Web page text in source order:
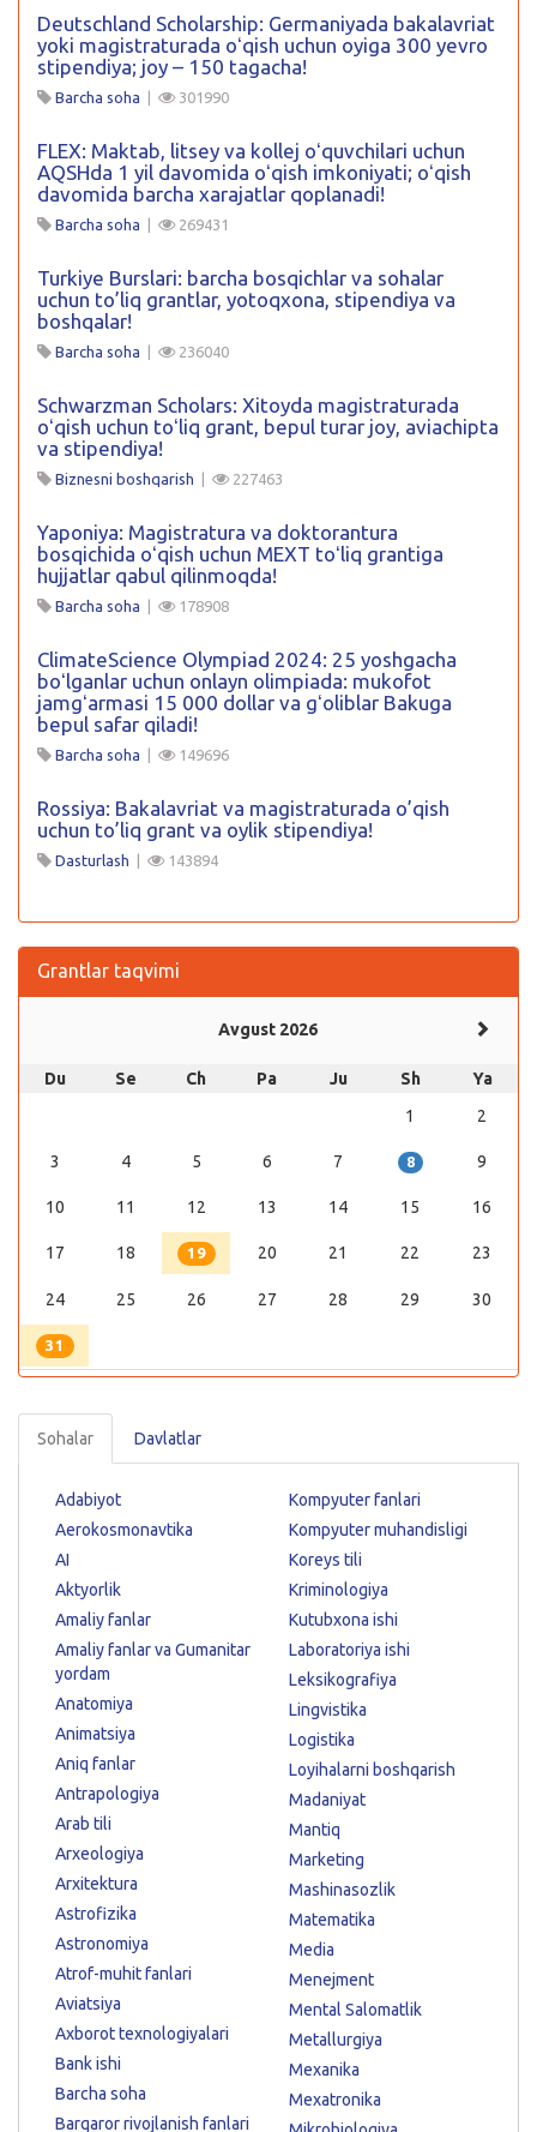
Deutschland Scholarship: Germaniyada bakalavriat
yoki magistraturada oʻqish uchun oyiga 300 yevro
stipendiya; joy – 150 tagacha!
Barcha soha | 301990
FLEX: Maktab, litsey va kollej oʻquvchilari uchun
AQSHda 1 yil davomida oʻqish imkoniyati; oʻqish
davomida barcha xarajatlar qoplanadi!
Barcha soha | 269431
Turkiye Burslari: barcha bosqichlar va sohalar
uchun to’liq grantlar, yotoqxona, stipendiya va
boshqalar!
Barcha soha | 236040
Schwarzman Scholars: Xitoyda magistraturada
oʻqish uchun toʻliq grant, bepul turar joy, aviachipta
va stipendiya!
Biznesni boshqarish | 227463
Yaponiya: Magistratura va doktorantura
bosqichida oʻqish uchun MEXT toʻliq grantiga
hujjatlar qabul qilinmoqda!
Barcha soha | 178908
ClimateScience Olympiad 2024: 25 yoshgacha
boʻlganlar uchun onlayn olimpiada: mukofot
jamgʻarmasi 15 000 dollar va gʻoliblar Bakuga
bepul safar qiladi!
Barcha soha | 149696
Rossiya: Bakalavriat va magistraturada o’qish
uchun to’liq grant va oylik stipendiya!
Dasturlash | 143894
Grantlar taqvimi
Avgust 2026
Du Se Ch Pa Ju Sh
Ya
1
2
3 4 5 6 7 8 9
10 11 12 13 14 15 16
17 18 19 20 21 22 23
24 25 26 27 28 29 30
31
Sohalar Davlatlar
Adabiyot
Aerokosmonavtika
AI
Aktyorlik
Amaliy fanlar
Amaliy fanlar va Gumanitar
yordam
Anatomiya
Animatsiya
Aniq fanlar
Antrapologiya
Arab tili
Arxeologiya
Arxitektura
Astrofizika
Astronomiya
Atrof-muhit fanlari
Aviatsiya
Axborot texnologiyalari
Bank ishi
Barcha soha
Barqaror rivojlanish fanlari
Kompyuter fanlari
Kompyuter muhandisligi
Koreys tili
Kriminologiya
Kutubxona ishi
Laboratoriya ishi
Leksikografiya
Lingvistika
Logistika
Loyihalarni boshqarish
Madaniyat
Mantiq
Marketing
Mashinasozlik
Matematika
Media
Menejment
Mental Salomatlik
Metallurgiya
Mexanika
Mexatronika